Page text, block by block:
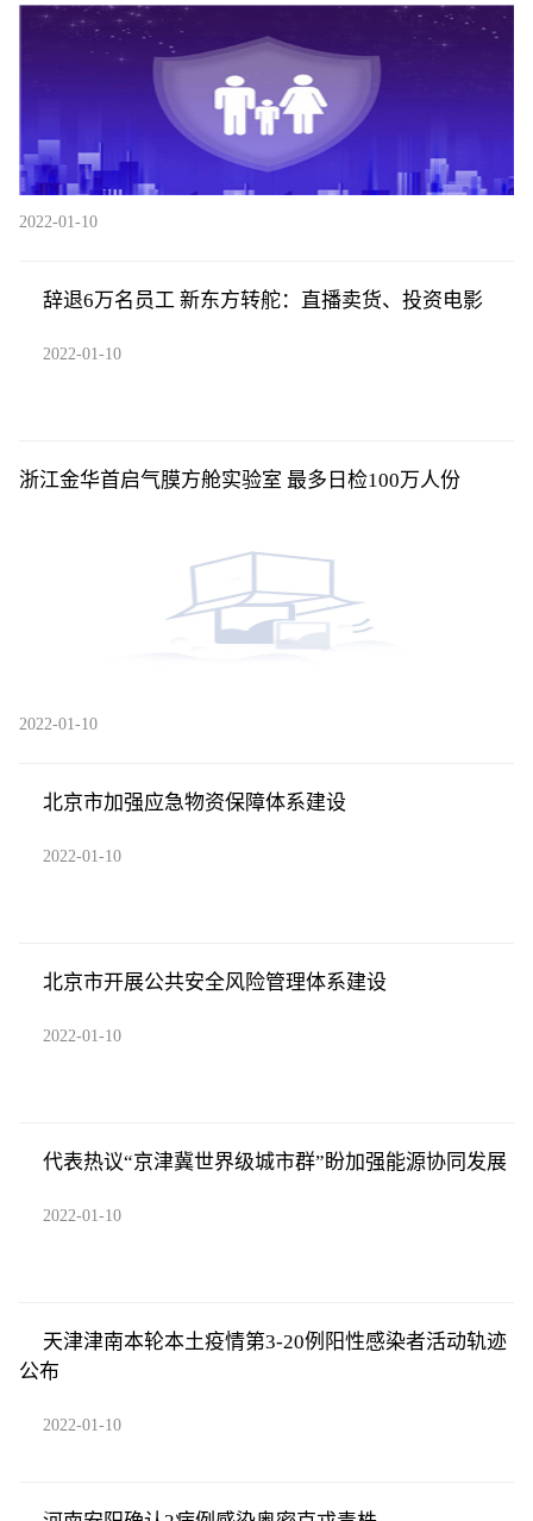
2022-01-10
辞退6万名员工 新东方转舵：直播卖货、投资电影
2022-01-10
浙江金华首启气膜方舱实验室 最多日检100万人份
2022-01-10
北京市加强应急物资保障体系建设
2022-01-10
北京市开展公共安全风险管理体系建设
2022-01-10
代表热议“京津冀世界级城市群”盼加强能源协同发展
2022-01-10
天津津南本轮本土疫情第3-20例阳性感染者活动轨迹
公布
2022-01-10